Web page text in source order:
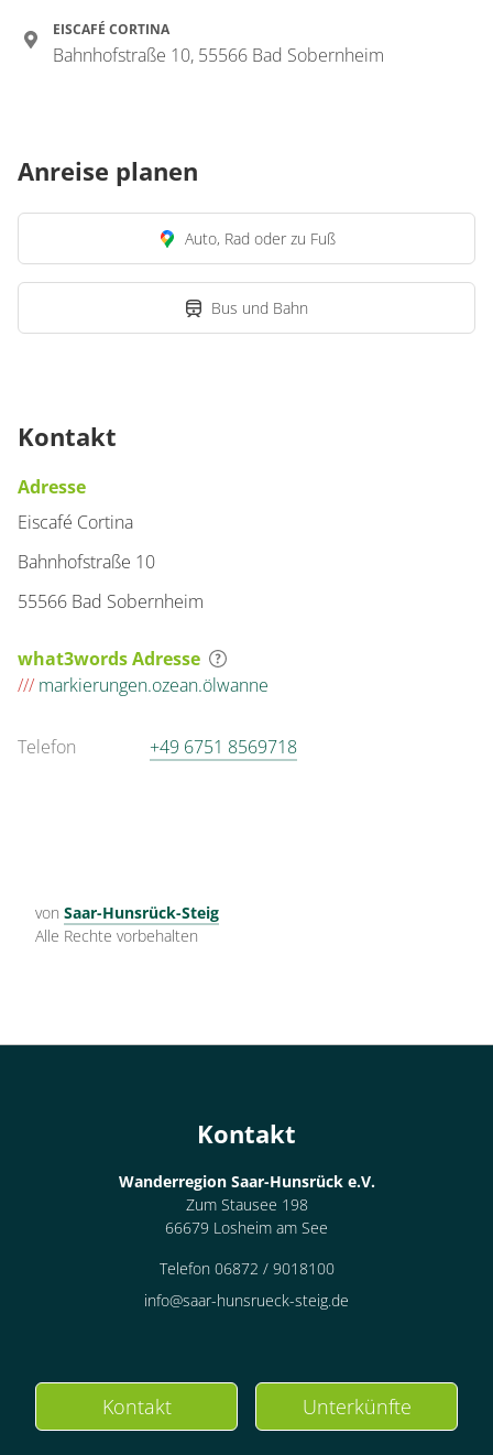
EISCAFÉ CORTINA
Bahnhofstraße 10, 55566 Bad Sobernheim
Anreise planen
Auto, Rad oder zu Fuß
Bus und Bahn
Kontakt
Adresse
Eiscafé Cortina
Bahnhofstraße 10
55566 Bad Sobernheim
what3words Adresse
/// markierungen.ozean.ölwanne
Telefon +49 6751 8569718
von Saar-Hunsrück-Steig
Alle Rechte vorbehalten
Kontakt
Wanderregion Saar-Hunsrück e.V.
Zum Stausee 198
66679 Losheim am See
Telefon 06872 / 9018100
info@saar-hunsrueck-steig.de
Kontakt Unterkünfte